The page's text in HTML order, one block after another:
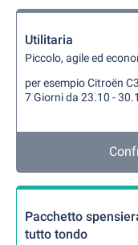
Utilitaria
Piccolo, agile ed
per esempio Citroën C3
7 Giorni da 23.10 -
Pacchetto
tutto tondo